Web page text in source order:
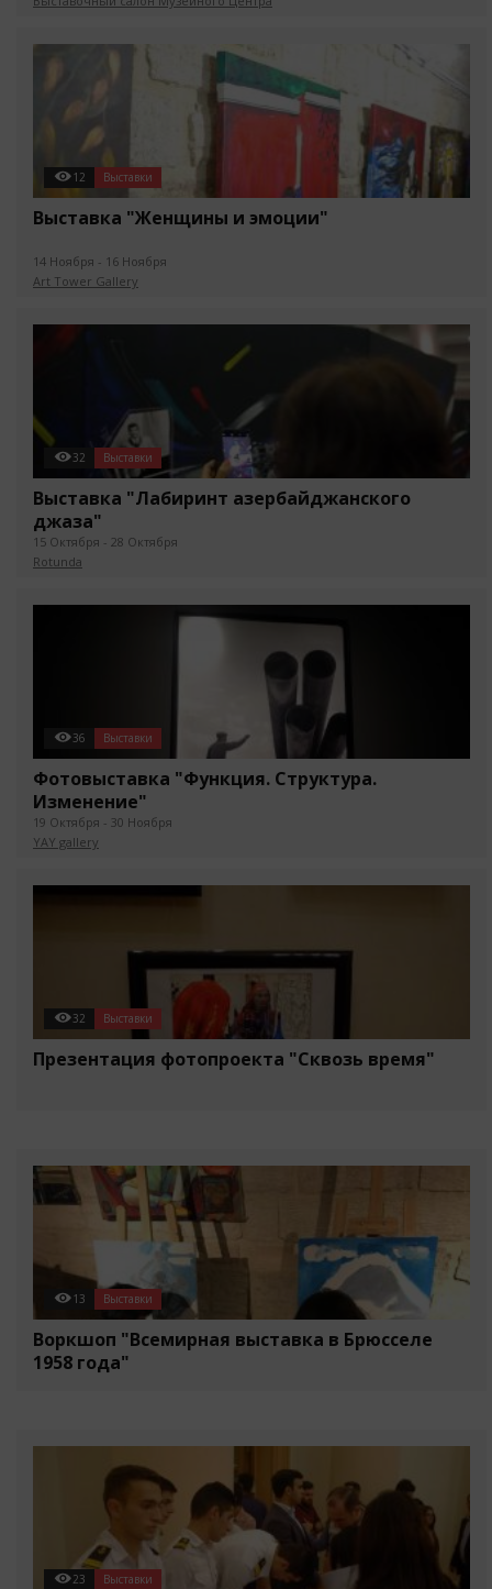
12 Выставки
Выставка "Женщины и эмоции"
14 Ноября - 16 Ноября
Art Tower Gallery
32 Выставки
Выставка "Лабиринт азербайджанского
джаза"
15 Октября - 28 Октября
Rotunda
36 Выставки
Фотовыставка "Функция. Структура.
Изменение"
19 Октября - 30 Ноября
YAY gallery
32 Выставки
Презентация фотопроекта "Сквозь время"
13 Выставки
Воркшоп "Всемирная выставка в Брюсселе
1958 года"
23 Выставки